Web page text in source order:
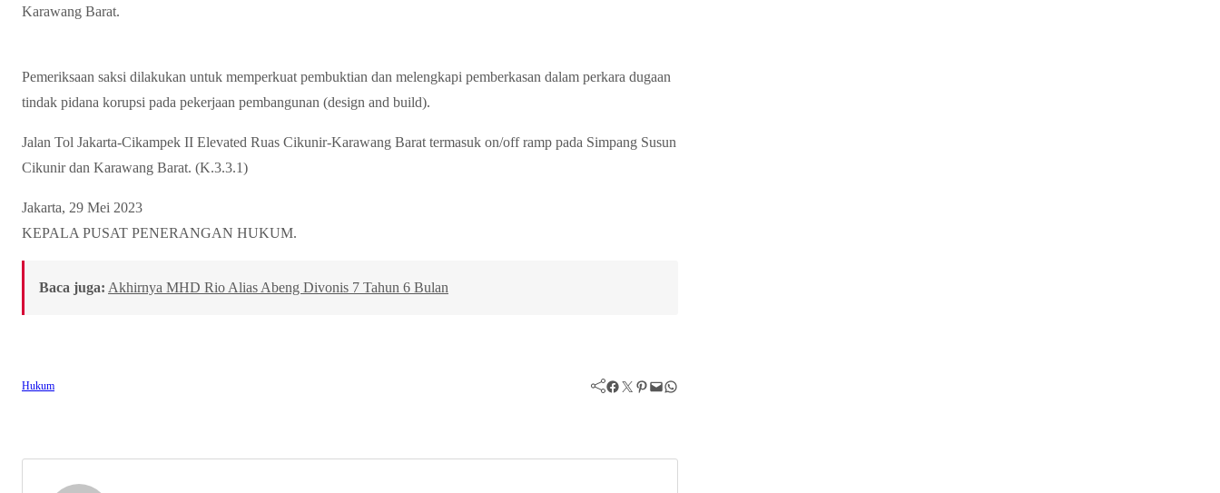
Karawang Barat.
Pemeriksaan saksi dilakukan untuk memperkuat pembuktian dan melengkapi pemberkasan dalam perkara dugaan
tindak pidana korupsi pada pekerjaan pembangunan (design and build).
Jalan Tol Jakarta-Cikampek II Elevated Ruas Cikunir-Karawang Barat termasuk on/off ramp pada Simpang Susun
Cikunir dan Karawang Barat. (K.3.3.1)
Jakarta, 29 Mei 2023
KEPALA PUSAT PENERANGAN HUKUM.
Baca juga: Akhirnya MHD Rio Alias Abeng Divonis 7 Tahun 6 Bulan
Hukum Facebook Twitter Pinterest Mail WhatsApp